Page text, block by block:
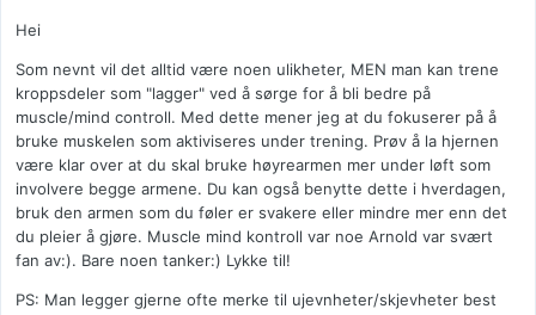
Hei
Som nevnt vil det alltid være noen ulikheter, MEN man kan trene
kroppsdeler som "lagger" ved å sørge for å bli bedre på
muscle/mind controll. Med dette mener jeg at du fokuserer på å
bruke muskelen som aktiviseres under trening. Prøv å la hjernen
være klar over at du skal bruke høyrearmen mer under løft som
involvere begge armene. Du kan også benytte dette i hverdagen,
bruk den armen som du føler er svakere eller mindre mer enn det
du pleier å gjøre. Muscle mind kontroll var noe Arnold var svært
fan av:). Bare noen tanker:) Lykke til!
PS: Man legger gjerne ofte merke til ujevnheter/skjevheter best